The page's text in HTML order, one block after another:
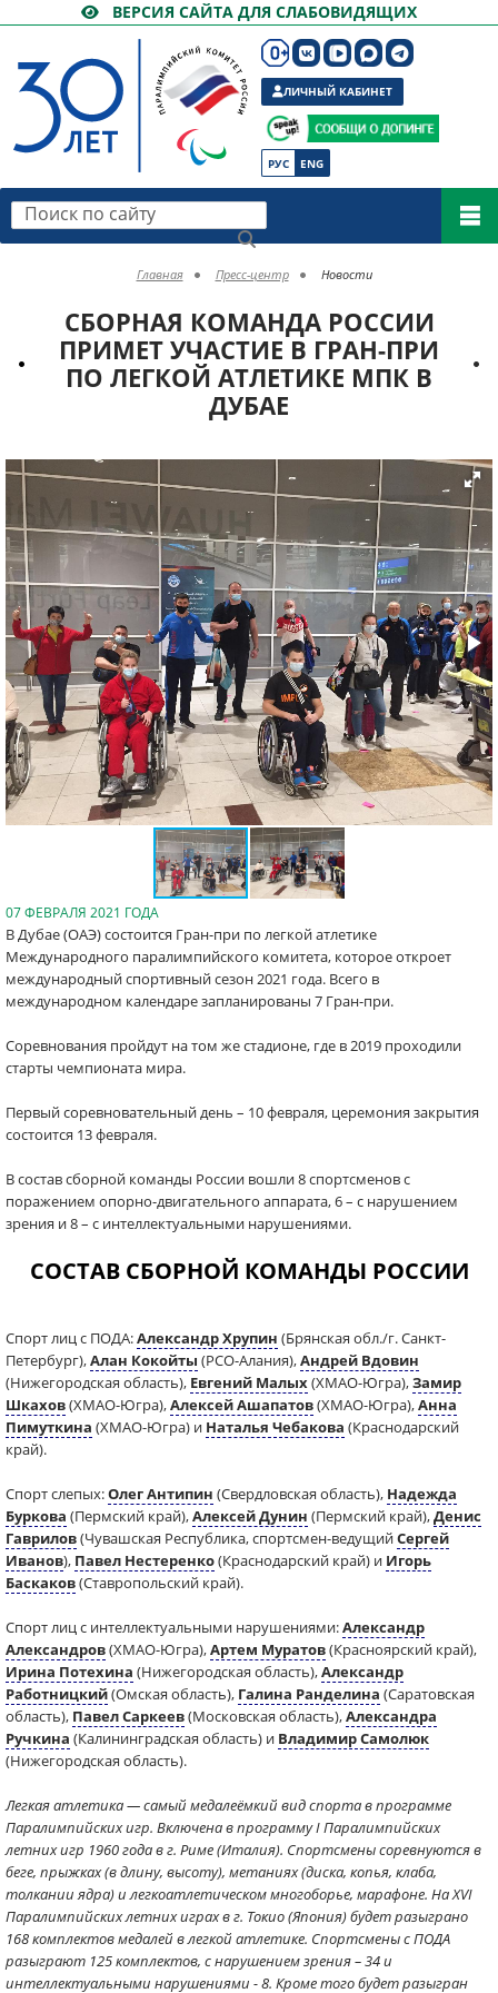
ВЕРСИЯ САЙТА ДЛЯ СЛАБОВИДЯЩИХ
РУС ENG
ЛИЧНЫЙ КАБИНЕТ
Поиск по сайту
Главная Пресс-центр Новости
СБОРНАЯ КОМАНДА РОССИИ
ПРИМЕТ УЧАСТИЕ В ГРАН-ПРИ
ПО ЛЕГКОЙ АТЛЕТИКЕ МПК В
ДУБАЕ
07 ФЕВРАЛЯ 2021 ГОДА
В Дубае (ОАЭ) состоится Гран-при по легкой атлетике
Международного паралимпийского комитета, которое откроет
международный спортивный сезон 2021 года. Всего в
международном календаре запланированы 7 Гран-при.
Соревнования пройдут на том же стадионе, где в 2019 проходили
старты чемпионата мира.
Первый соревновательный день – 10 февраля, церемония закрытия
состоится 13 февраля.
В состав сборной команды России вошли 8 спортсменов с
поражением опорно-двигательного аппарата, 6 – с нарушением
зрения и 8 – с интеллектуальными нарушениями.
СОСТАВ СБОРНОЙ КОМАНДЫ РОССИИ
Спорт лиц с ПОДА:Александр Хрупин (Брянская обл./г. Санкт-
Петербург),Алан Кокойты (РСО-Алания),Андрей Вдовин
(Нижегородская область), Евгений Малых(ХМАО-Югра),Замир
Шкахов(ХМАО-Югра),Алексей Ашапатов(ХМАО-Югра),Анна
Пимуткина (ХМАО-Югра) и Наталья Чебакова (Краснодарский
край).
Спорт слепых:Олег Антипин (Свердловская область), Надежда
Буркова (Пермский край),Алексей Дунин (Пермский край),Денис
Гаврилов(Чувашская Республика, спортсмен-ведущийСергей
Иванов), Павел Нестеренко(Краснодарский край) и Игорь
Баскаков(Ставропольский край).
Спорт лиц с интеллектуальными нарушениями:Александр
Александров(ХМАО-Югра),Артем Муратов(Красноярский край),
Ирина Потехина (Нижегородская область),Александр
Работницкий(Омская область), Галина Ранделина (Саратовская
область), Павел Саркеев(Московская область),Александра
Ручкина (Калининградская область) и Владимир Самолюк
(Нижегородская область).
Легкая атлетика — самый медалеёмкий вид спорта в программе
Паралимпийских игр. Включена в программу I Паралимпийских
летних игр 1960 года в г. Риме (Италия). Спортсмены соревнуются в
беге, прыжках (в длину, высоту), метаниях (диска, копья, клаба,
толкании ядра) и легкоатлетическом многоборье, марафоне. На XVI
Паралимпийских летних играх в г. Токио (Япония) будет разыграно
168 комплектов медалей в легкой атлетике. Спортсмены с ПОДА
разыграют 125 комплектов, с нарушением зрения – 34 и
интеллектуальными нарушениями - 8. Кроме того будет разыгран